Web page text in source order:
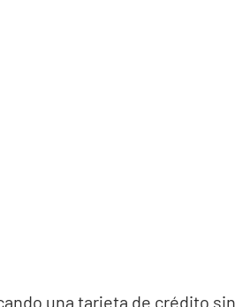
una tarjeta de crédito sin